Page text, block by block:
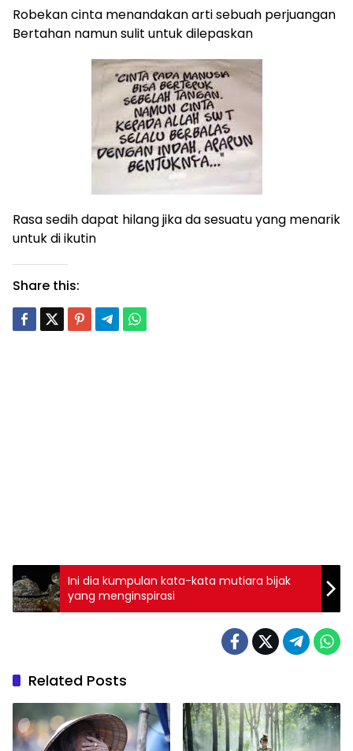
Robekan cinta menandakan arti sebuah perjuangan
Bertahan namun sulit untuk dilepaskan
Rasa sedih dapat hilang jika da sesuatu yang menarik
untuk di ikutin
Share this:
Ini dia kumpulan kata-kata mutiara bijak
yang menginspirasi
Related Posts